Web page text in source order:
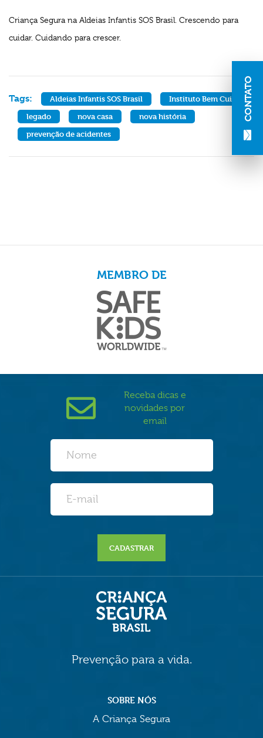
Criança Segura na Aldeias Infantis SOS Brasil. Crescendo para
cuidar. Cuidando para crescer.
Tags: Aldeias Infantis SOS Brasil
Instituto Bem Cuidar
legado
nova casa
nova história
prevenção de acidentes
MEMBRO DE
CONTATO
Receba dicas e
novidades por
email
CADASTRAR
Prevenção para a vida.
SOBRE NÓS
A Criança Segura